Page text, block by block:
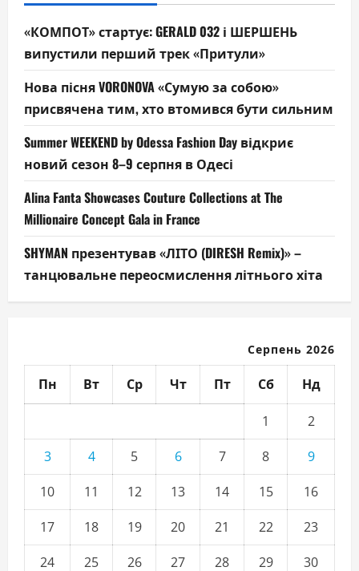
«КОМПОТ» стартує: GERALD 032 і ШЕРШЕНЬ
випустили перший трек «Притули»
Нова пісня VORONOVA «Сумую за собою»
присвячена тим, хто втомився бути сильним
Summer WEEKEND by Odessa Fashion Day відкриє
новий сезон 8–9 серпня в Одесі
Alina Fanta Showcases Couture Collections at The
Millionaire Concept Gala in France
SHYMAN презентував «ЛІТО (DIRESH Remix)» –
танцювальне переосмислення літнього хіта
Серпень 2026
Пн Вт Ср Чт Пт Сб Нд
1
2
3
4 5 6 7 8
9
10
11 12 13 14 15
16
17
18 19 20 21 22
23
24
25 26 27 28 29 30